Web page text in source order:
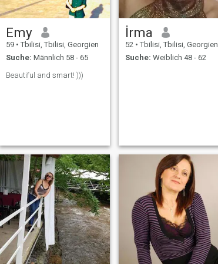
Emy
59 • Tbilisi, Tbilisi, Georgien
Suche: Männlich 58 - 65
Beautiful and smart! )))
İrma
52 • Tbilisi, Tbilisi, Georgien
Suche: Weiblich 48 - 62